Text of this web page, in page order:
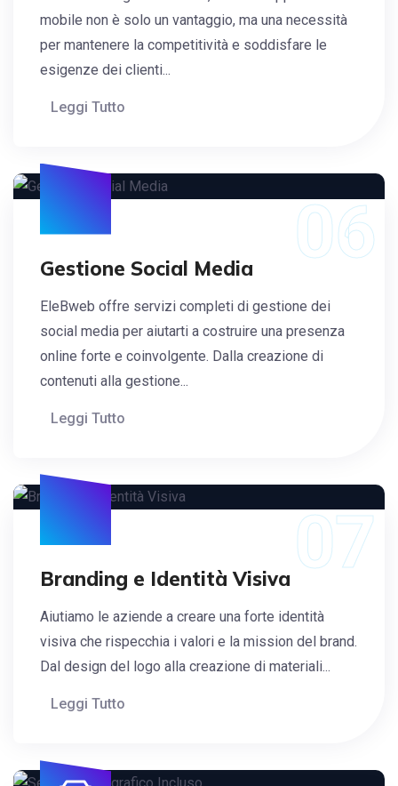
mobile non è solo un vantaggio, ma una necessità
per mantenere la competitività e soddisfare le
esigenze dei clienti...
Leggi Tutto
Gestione Social Media 06
EleBweb offre servizi completi di gestione dei
social media per aiutarti a costruire una presenza
online forte e coinvolgente. Dalla creazione di
contenuti alla gestione...
Leggi Tutto
Branding e Identità Visiva 07
Aiutiamo le aziende a creare una forte identità
visiva che rispecchia i valori e la mission del brand.
Dal design del logo alla creazione di materiali...
Leggi Tutto